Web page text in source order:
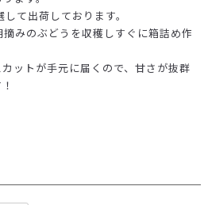
て出荷しております。
みのぶどうを収穫しすぐに箱詰め作
ットが手元に届くので、甘さが抜群